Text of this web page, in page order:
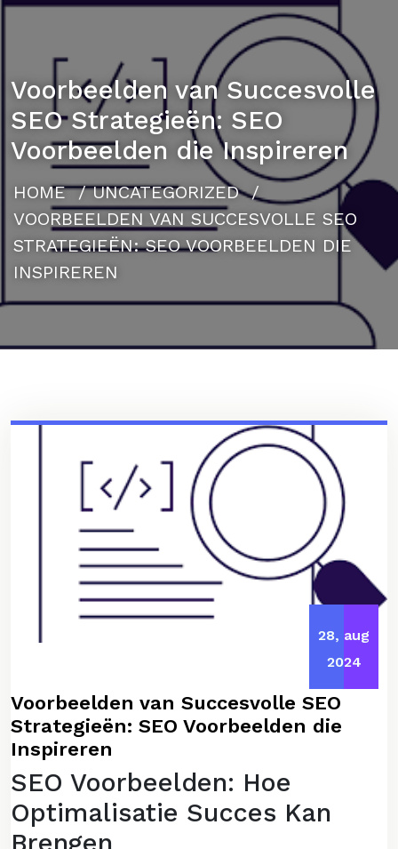
Voorbeelden van Succesvolle
SEO Strategieën: SEO
Voorbeelden die Inspireren
HOME/UNCATEGORIZED/
VOORBEELDEN VAN SUCCESVOLLE SEO
STRATEGIEËN: SEO VOORBEELDEN DIE
INSPIREREN
28, aug
2024
Voorbeelden van Succesvolle SEO
Strategieën: SEO Voorbeelden die
Inspireren
SEO Voorbeelden: Hoe
Optimalisatie Succes Kan
Brengen